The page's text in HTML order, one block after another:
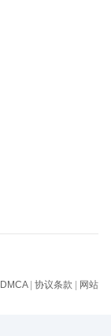
DMCA| 协议条款
网站